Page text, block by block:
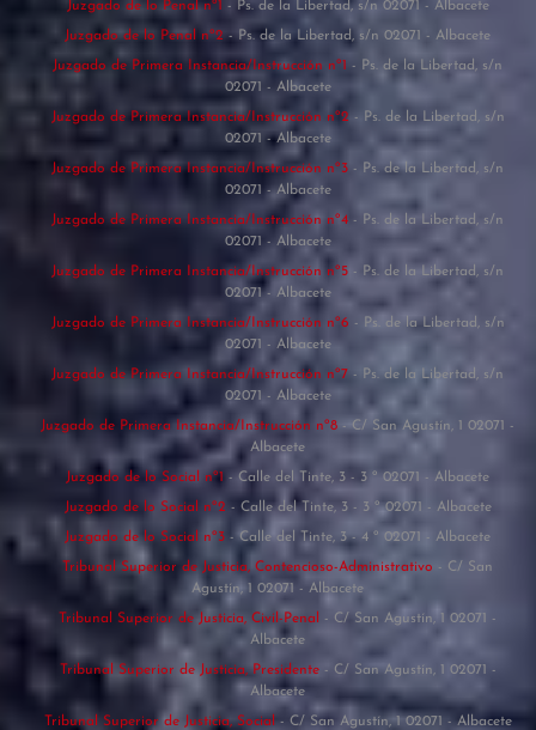
Juzgado de lo Penal nº1 - Ps. de la Libertad, s/n 02071 - Albacete
Juzgado de lo Penal nº2 - Ps. de la Libertad, s/n 02071 - Albacete
Juzgado de Primera Instancia/Instrucción nº1 - Ps. de la Libertad, s/n
02071 - Albacete
Juzgado de Primera Instancia/Instrucción nº2 - Ps. de la Libertad, s/n
02071 - Albacete
Juzgado de Primera Instancia/Instrucción nº3 - Ps. de la Libertad, s/n
02071 - Albacete
Juzgado de Primera Instancia/Instrucción nº4 - Ps. de la Libertad, s/n
02071 - Albacete
Juzgado de Primera Instancia/Instrucción nº5 - Ps. de la Libertad, s/n
02071 - Albacete
Juzgado de Primera Instancia/Instrucción nº6 - Ps. de la Libertad, s/n
02071 - Albacete
Juzgado de Primera Instancia/Instrucción nº7 - Ps. de la Libertad, s/n
02071 - Albacete
Juzgado de Primera Instancia/Instrucción nº8 - C/ San Agustín, 1 02071 -
Albacete
Juzgado de lo Social nº1 - Calle del Tinte, 3 - 3 º 02071 - Albacete
Juzgado de lo Social nº2 - Calle del Tinte, 3 - 3 º 02071 - Albacete
Juzgado de lo Social nº3 - Calle del Tinte, 3 - 4 º 02071 - Albacete
Tribunal Superior de Justicia, Contencioso-Administrativo - C/ San
Agustín, 1 02071 - Albacete
Tribunal Superior de Justicia, Civil-Penal - C/ San Agustín, 1 02071 -
Albacete
Tribunal Superior de Justicia, Presidente - C/ San Agustín, 1 02071 -
Albacete
Tribunal Superior de Justicia, Social - C/ San Agustín, 1 02071 - Albacete